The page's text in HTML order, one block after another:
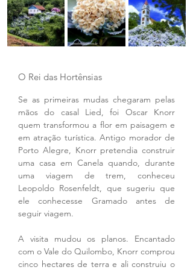
O Rei das Hortênsias
Se as primeiras mudas chegaram pelas
mãos do casal Lied, foi Oscar Knorr
quem transformou a flor em paisagem e
em atração turística. Antigo morador de
Porto Alegre, Knorr pretendia construir
uma casa em Canela quando, durante
uma viagem de trem, conheceu
Leopoldo Rosenfeldt, que sugeriu que
ele conhecesse Gramado antes de
seguir viagem.
A visita mudou os planos. Encantado
com o Vale do Quilombo, Knorr comprou
cinco hectares de terra e ali construiu o